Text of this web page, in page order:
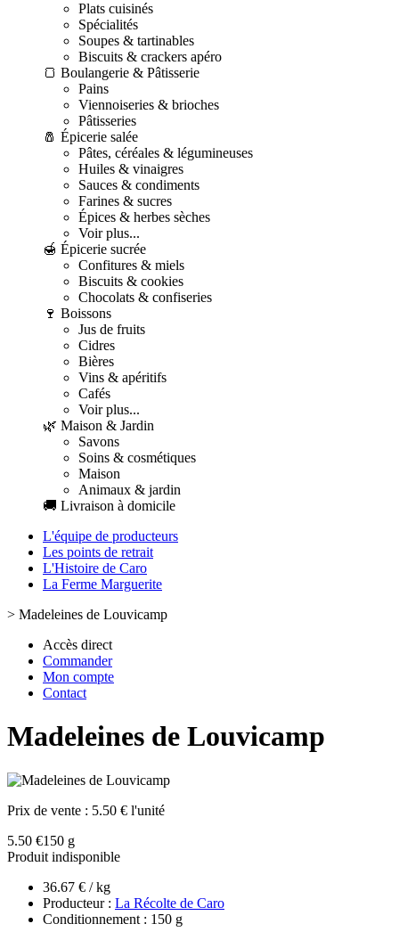
Plats cuisinés
Spécialités
Soupes & tartinables
Biscuits & crackers apéro
🍞 Boulangerie & Pâtisserie
Pains
Viennoiseries & brioches
Pâtisseries
🧂 Épicerie salée
Pâtes, céréales & légumineuses
Huiles & vinaigres
Sauces & condiments
Farines & sucres
Épices & herbes sèches
Voir plus...
🍯 Épicerie sucrée
Confitures & miels
Biscuits & cookies
Chocolats & confiseries
🍷 Boissons
Jus de fruits
Cidres
Bières
Vins & apéritifs
Cafés
Voir plus...
🌿 Maison & Jardin
Savons
Soins & cosmétiques
Maison
Animaux & jardin
🚚 Livraison à domicile
L'équipe de producteurs
Les points de retrait
L'Histoire de Caro
La Ferme Marguerite
> Madeleines de Louvicamp
Accès direct
Commander
Mon compte
Contact
Madeleines de Louvicamp
Prix de vente : 5.50 € l'unité
5.50 €150 g
Produit indisponible
36.67 € / kg
Producteur : La Récolte de Caro
Conditionnement : 150 g